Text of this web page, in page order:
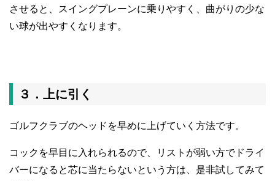
させると、スイングプレーンに乗りやすく、曲がりの少な
い球が出やすくなります。
３．上に引く
ゴルフクラブのヘッドを早めに上げていく方法です。
コックを早目に入れられるので、リストが弱い方でドライ
バーになると芯に当たらないという方は、是非試してみて